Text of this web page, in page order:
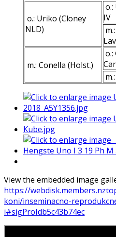
o.: Uriko (Cloney
NLD)
IV
m.: Conella (Holst.)
o.:
View the embedded image
https://
koni/inseminacno-
i#sigProIdb5c43b74ec